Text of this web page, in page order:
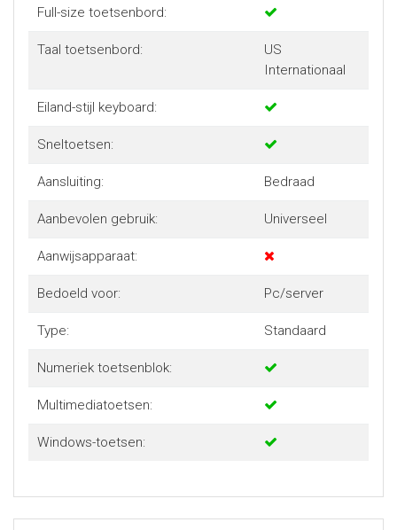
Full-size toetsenbord:
Taal toetsenbord:
US
Internationaal
Eiland-stijl keyboard:
Sneltoetsen:
Aansluiting: Bedraad
Aanbevolen gebruik: Universeel
Aanwijsapparaat:
Bedoeld voor: Pc/server
Type: Standaard
Numeriek toetsenblok:
Multimediatoetsen:
Windows-toetsen: